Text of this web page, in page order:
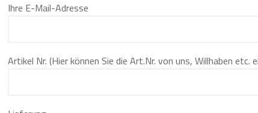
Ihre E-Mail-Adresse
Artikel Nr. (Hier können Sie die Art.Nr. von uns, Willhaben etc.